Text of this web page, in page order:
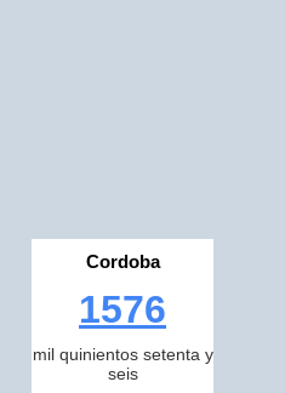
Cordoba
1576
mil quinientos setenta y
seis